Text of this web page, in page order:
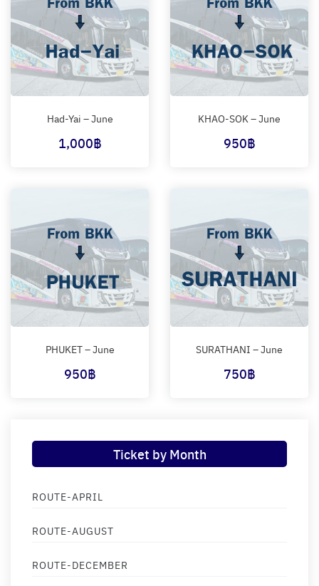
Had-Yai – June
1,000฿
KHAO-SOK – June
950฿
PHUKET – June
950฿
SURATHANI – June
750฿
Ticket by Month
ROUTE-APRIL
ROUTE-AUGUST
ROUTE-DECEMBER